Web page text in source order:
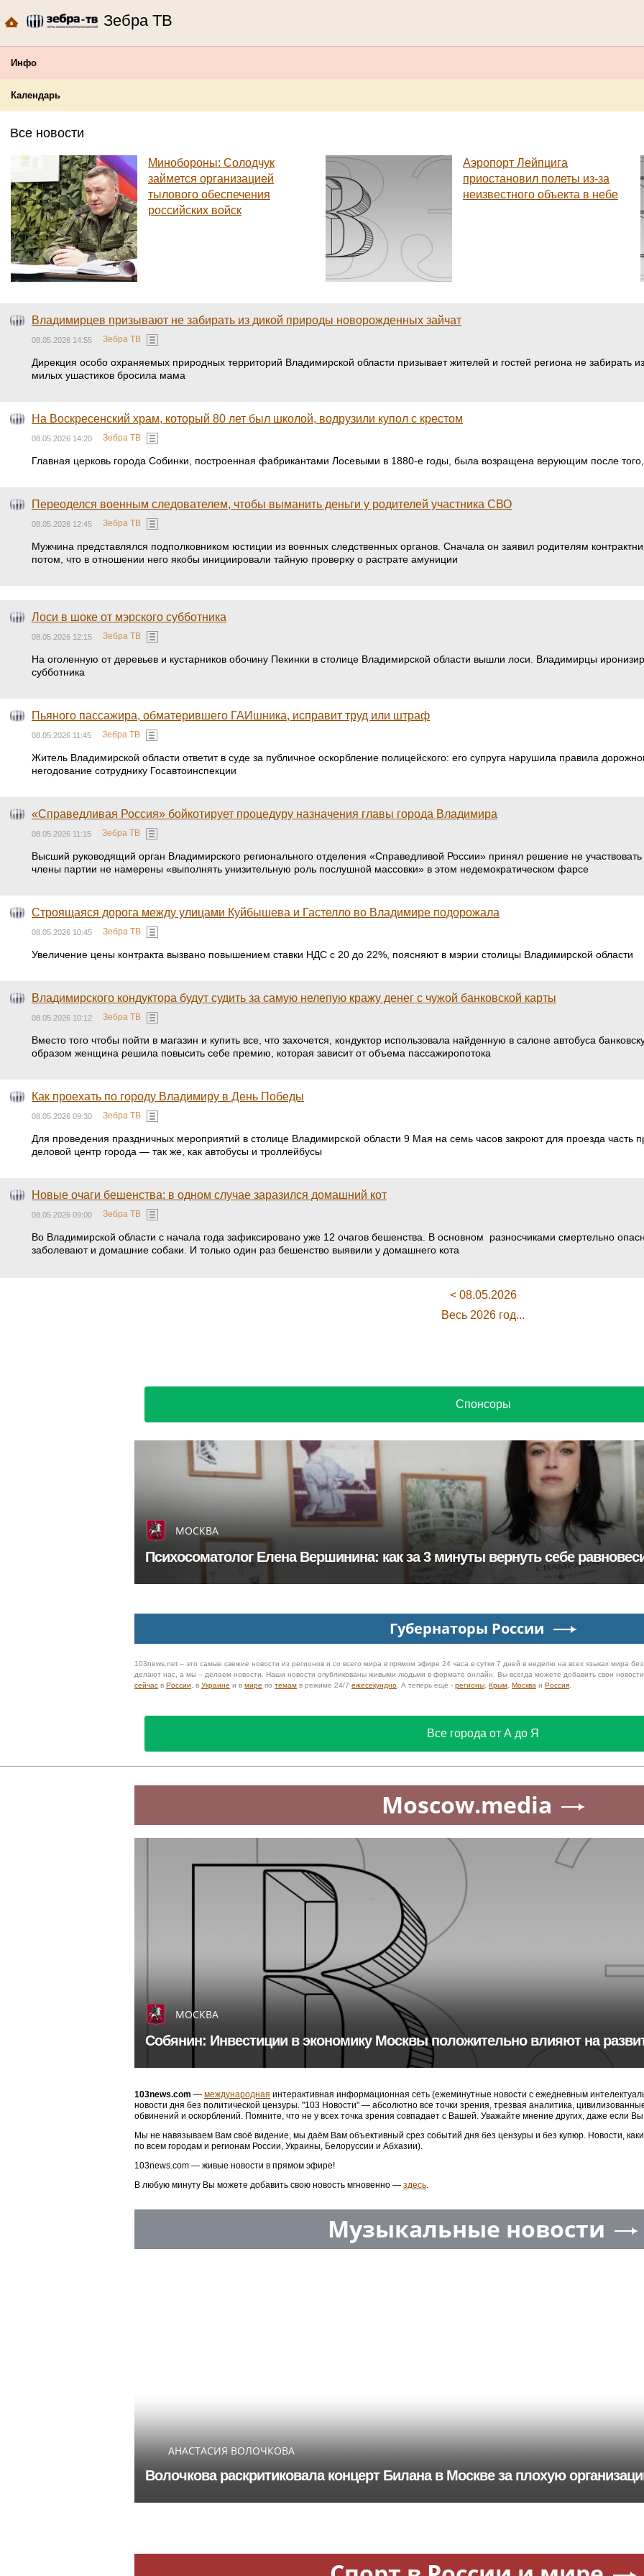
Зебра ТВ
Инфо
Календарь
Все новости
Минобороны: Солодчук
займется организацией
тылового обеспечения
российских войск
Аэропорт Лейпцига
приостановил полеты из-за
неизвестного объекта в небе
Владимирцев призывают не забирать из дикой природы новорожденных зайчат
08.05.2026 14:55 Зебра ТВ
Дирекция особо охраняемых природных территорий Владимирской области призывает жителей и гостей региона не забирать
милых ушастиков бросила мама
На Воскресенский храм, который 80 лет был школой, водрузили купол с крестом
08.05.2026 14:20 Зебра ТВ
Главная церковь города Собинки, построенная фабрикантами Лосевыми в 1880-е годы, была возращена верующим после
Переоделся военным следователем, чтобы выманить деньги у родителей участника СВО
08.05.2026 12:45 Зебра ТВ
Мужчина представлялся подполковником юстиции из военных следственных органов. Сначала он заявил родителям
потом, что в отношении него якобы инициировали тайную проверку о растрате амуниции
Лоси в шоке от мэрского субботника
08.05.2026 12:15 Зебра ТВ
На оголенную от деревьев и кустарников обочину Пекинки в столице Владимирской области вышли лоси. Владимирцы
субботника
Пьяного пассажира, обматерившего ГАИшника, исправит труд или штраф
08.05.2026 11:45 Зебра ТВ
Житель Владимирской области ответит в суде за публичное оскорбление полицейского: его супруга нарушила правила
негодование сотруднику Госавтоинспекции
«Справедливая Россия» бойкотирует процедуру назначения главы города Владимира
08.05.2026 11:15 Зебра ТВ
Высший руководящий орган Владимирского регионального отделения «Справедливой России» принял решение не
члены партии не намерены «выполнять унизительную роль послушной массовки» в этом недемократическом фарсе
Строящаяся дорога между улицами Куйбышева и Гастелло во Владимире подорожала
08.05.2026 10:45 Зебра ТВ
Увеличение цены контракта вызвано повышением ставки НДС с 20 до 22%, поясняют в мэрии столицы Владимирской области
Владимирского кондуктора будут судить за самую нелепую кражу денег с чужой банковской карты
08.05.2026 10:12 Зебра ТВ
Вместо того чтобы пойти в магазин и купить все, что захочется, кондуктор использовала найденную в салоне автобуса
образом женщина решила повысить себе премию, которая зависит от объема пассажиропотока
Как проехать по городу Владимиру в День Победы
08.05.2026 09:30 Зебра ТВ
Для проведения праздничных мероприятий в столице Владимирской области 9 Мая на семь часов закроют для проезда часть
деловой центр города — так же, как автобусы и троллейбусы
Новые очаги бешенства: в одном случае заразился домашний кот
08.05.2026 09:00 Зебра ТВ
Во Владимирской области с начала года зафиксировано уже 12 очагов бешенства. В основном разносчиками смертельно
заболевают и домашние собаки. И только один раз бешенство выявили у домашнего кота
< 08.05.2026
Весь 2026 год...
Спонсоры
МОСКВА
Психосоматолог Елена Вершинина: как за 3 минуты вернуть себе
Губернаторы России
103news.net – это самые свежие новости из регионов и со всего мира в прямом эфире 24 часа в сутки 7 дней в неделю на всех языках мира
делают нас, а мы – делаем новости. Наши новости опубликованы живыми людьми в формате онлайн. Вы всегда можете добавить свои
сейчас в России , в Украине и в мире по темам в режиме 24/7 ежесекундно . А теперь ещё - регионы Крым Москва и Россия
Все города от А до Я
Moscow.media
МОСКВА
Собянин: Инвестиции в экономику Москвы положительно влияют на
103news.com — международная интерактивная информационная сеть (ежеминутные новости с ежедневным
новости дня без политической цензуры. "103 Новости" — абсолютно все точки зрения, трезвая аналитика,
обвинений и оскорблений. Помните, что не у всех точка зрения совпадает с Вашей. Уважайте мнение других, даже если
Мы не навязываем Вам своё видение, мы даём Вам объективный срез событий дня без цензуры и без купюр. Новости,
по всем городам и регионам России, Украины, Белоруссии и Абхазии).
103news.com — живые новости в прямом эфире!
В любую минуту Вы можете добавить свою новость мгновенно — здесь.
Музыкальные новости
АНАСТАСИЯ ВОЛОЧКОВА
Волочкова раскритиковала концерт Билана в Москве за плохую